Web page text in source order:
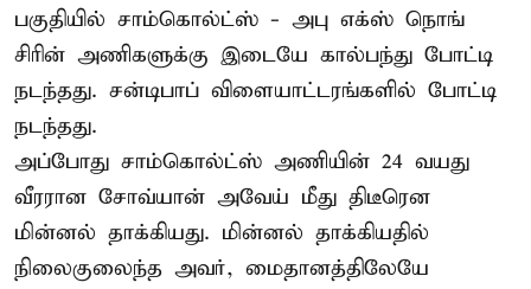
பகுதியில் சாம்கொல்ட்ஸ் - அபு எக்ஸ் நொங்
சிரின் அணிகளுக்கு இடையே கால்பந்து போட்டி
நடந்தது. சன்டிபாப் விளையாட்டரங்களில் போட்டி
நடந்தது.
அப்போது சாம்கொல்ட்ஸ் அணியின் 24 வயது
வீரரான சோவ்யான் அவேய் மீது திடீரென
மின்னல் தாக்கியது. மின்னல் தாக்கியதில்
நிலைகுலைந்த அவர், மைதானத்திலேயே